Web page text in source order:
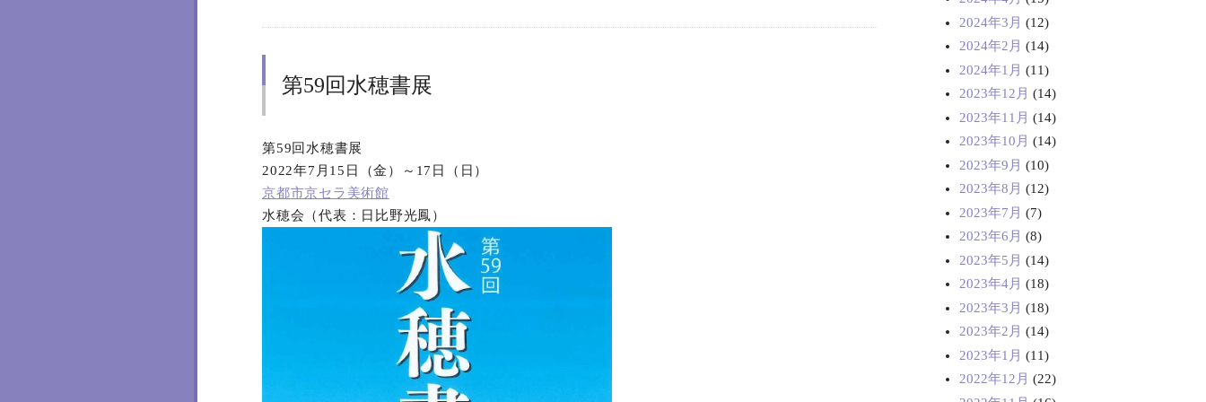
第59回水穂書展
第59回水穂書展
2022年7月15日（金）～17日（日）
京都市京セラ美術館
水穂会（代表：日比野光鳳）
2024年3月 (12)
2024年2月 (14)
2024年1月 (11)
2023年12月 (14)
2023年11月 (14)
2023年10月 (14)
2023年9月 (10)
2023年8月 (12)
2023年7月 (7)
2023年6月 (8)
2023年5月 (14)
2023年4月 (18)
2023年3月 (18)
2023年2月 (14)
2023年1月 (11)
2022年12月 (22)